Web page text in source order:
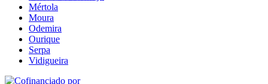
Mértola
Moura
Odemira
Ourique
Serpa
Vidigueira